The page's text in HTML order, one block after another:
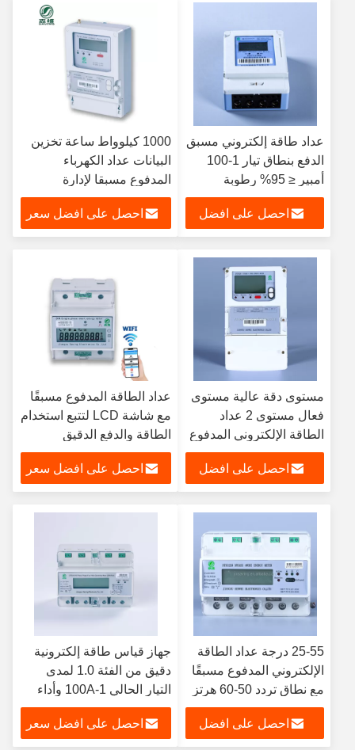
عداد طاقة إلكتروني مسبق
الدفع بنطاق تيار 1-100
أمبير ≤ 95% رطوبة
التخزين والتشغيل لإدارة
واستخدام الطاقة
احصل على افضل
1000 كيلوواط ساعة تخزين
البيانات عداد الكهرباء
المدفوع مسبقا لإدارة
استهلاك الطاقة
احصل على افضل سعر
مستوى دقة عالية مستوى
فعال مستوى 2 عداد
الطاقة الإلكتروني المدفوع
مسبقا مع شاشة LCD
وتخزين بيانات 1000
كيلوواط
احصل على افضل
عداد الطاقة المدفوع مسبقًا
مع شاشة LCD لتتبع استخدام
الطاقة والدفع الدقيق
احصل على افضل سعر
25-55 درجة عداد الطاقة
الإلكتروني المدفوع مسبقًا
مع نطاق تردد 50-60 هرتز
وإمدادات الطاقة AC / DC
احصل على افضل
جهاز قياس طاقة إلكترونية
دقيق من الفئة 1.0 لمدى
التيار الحالي 1-100A وأداء
دقيق
احصل على افضل سعر